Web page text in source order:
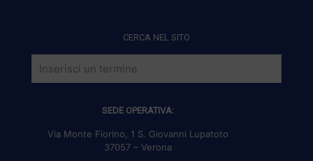
CERCA NEL SITO
SEDE OPERATIVA:
Via Monte Fiorino, 1 S. Giovanni Lupatoto
37057 – Verona